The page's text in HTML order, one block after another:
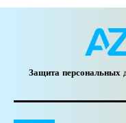
Защита персональных